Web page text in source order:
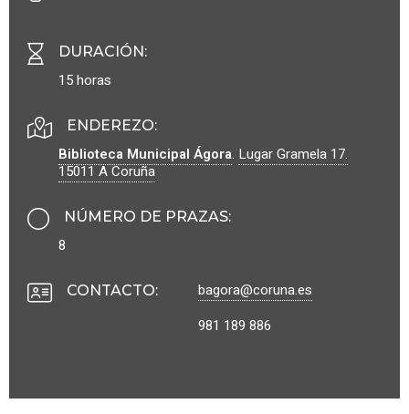
DURACIÓN :
15 horas
ENDEREZO:
Biblioteca Municipal Ágora. Lugar Gramela 17.
15011A Coruña
NÚMERO DE PRAZAS:
8
CONTACTO:
bagora@coruna.es
981 189 886